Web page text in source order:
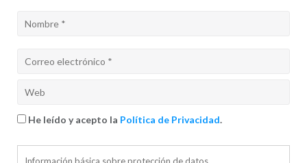
He leído y acepto la Política de Privacidad.
Información básica sobre protección de datos